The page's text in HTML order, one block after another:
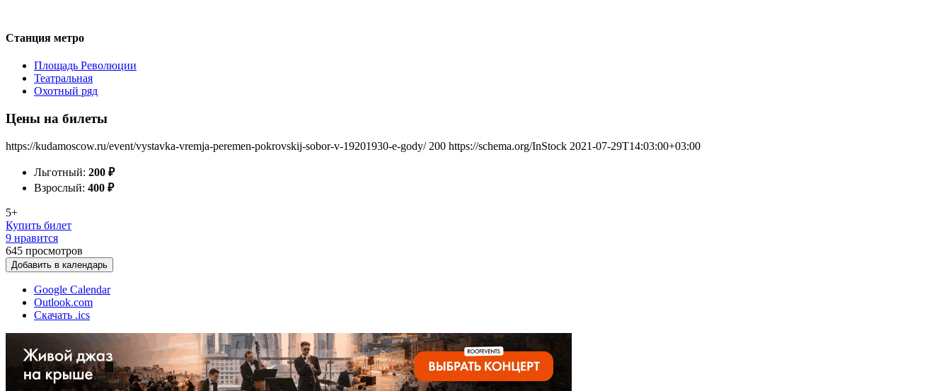
Станция метро
Площадь Революции
Театральная
Охотный ряд
Цены на билеты
https://kudamoscow.ru/event/vystavka-vremja-peremen-pokrovskij-sobor-v-19201930-e-gody/ 200 https://schema.org/InStock 2021-07-29T14:03:00+03:00
Льготный: 200 ₽
Взрослый: 400 ₽
5+
Купить билет
9 нравится
645 просмотров
Добавить в календарь
Google Calendar
Outlook.com
Скачать .ics